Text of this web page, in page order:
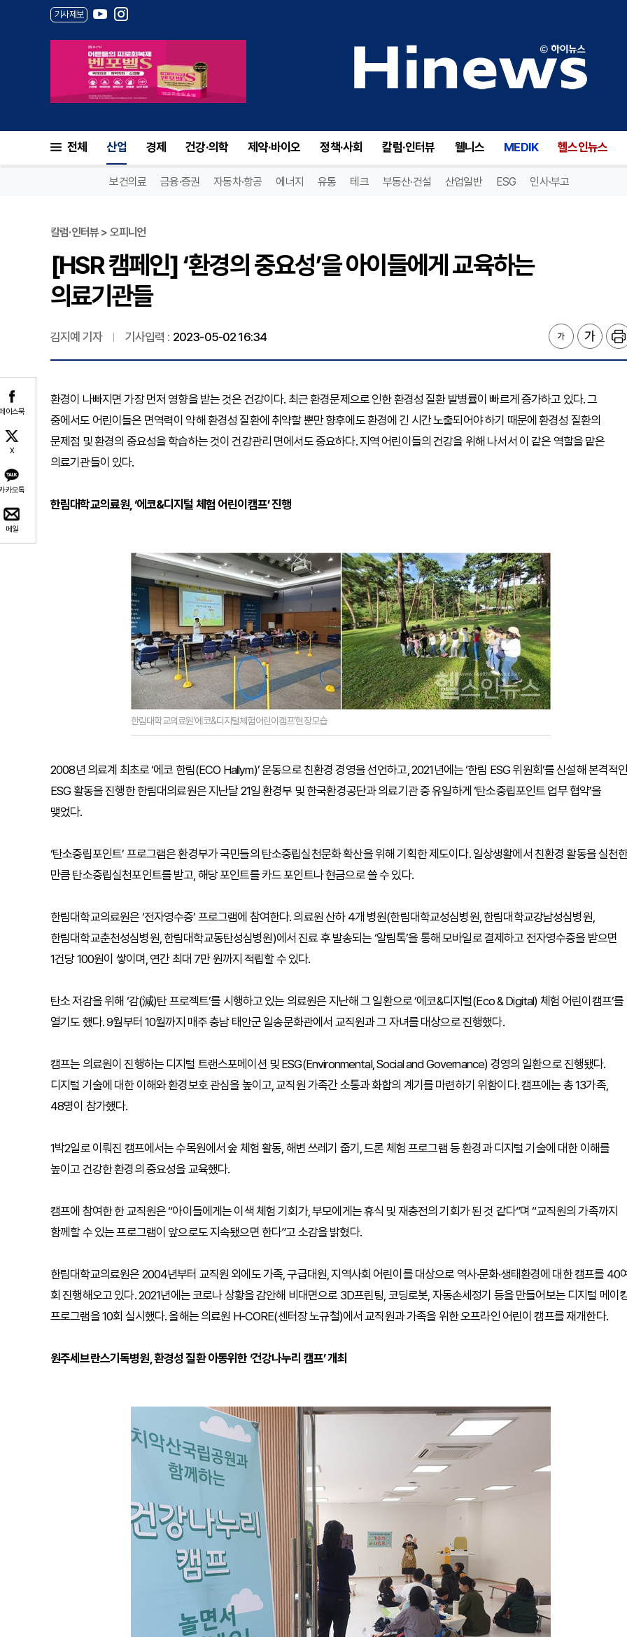
기사제보
전체 산업 경제 건강·의학 제약·바이오 정책·사회 칼럼·인터뷰 웰니스 MEDIK 헬스인뉴스
보건의료 금융·증권 자동차·항공 에너지 유통 테크 부동산·건설 산업일반 ESG 인사·부고
이스북
X
카오톡
메일
칼럼·인터뷰 > 오피니언
[HSR 캠페인] ‘환경의 중요성’을 아이들에게 교육하는
의료기관들
김지예 기자 기사입력 : 2023-05-02 16:34
환경이 나빠지면 가장 먼저 영향을 받는 것은 건강이다. 최근 환경문제으로 인한 환경성 질환 발병률이 빠르게 증가하고 있다. 그
중에서도 어린이들은 면역력이 약해 환경성 질환에 취약할 뿐만 향후에도 환경에 긴 시간 노출되어야 하기 때문에 환경성 질환의
문제점 및 환경의 중요성을 학습하는 것이 건강관리 면에서도 중요하다. 지역 어린이들의 건강을 위해 나서서 이 같은 역할을 맡은
의료기관들이 있다.
한림대학교의료원, ‘에코&디지털 체험 어린이캠프’ 진행
한림대학교의료원‘에코&디지털체험어린이캠프’현장모습
2008년 의료계 최초로 ‘에코 한림(ECO Hallym)’ 운동으로 친환경 경영을 선언하고, 2021년에는 ‘한림 ESG 위원회’를 신설해 본격적인
ESG 활동을 진행한 한림대의료원은 지난달 21일 환경부 및 한국환경공단과 의료기관 중 유일하게 ‘탄소중립포인트 업무 협약’을
맺었다.
‘탄소중립포인트’ 프로그램은 환경부가 국민들의 탄소중립실천문화 확산을 위해 기획한 제도이다. 일상생활에서 친환경 활동을 실천
만큼 탄소중립실천포인트를 받고, 해당 포인트를 카드 포인트나 현금으로 쓸 수 있다.
한림대학교의료원은 ‘전자영수증’ 프로그램에 참여한다. 의료원 산하 4개 병원(한림대학교성심병원, 한림대학교강남성심병원,
한림대학교춘천성심병원, 한림대학교동탄성심병원)에서 진료 후 발송되는 ‘알림톡’을 통해 모바일로 결제하고 전자영수증을 받으면
1건당 100원이 쌓이며, 연간 최대 7만 원까지 적립할 수 있다.
탄소 저감을 위해 ‘감(減)탄 프로젝트’를 시행하고 있는 의료원은 지난해 그 일환으로 ‘에코&디지털(Eco & Digital) 체험 어린이캠프’를
열기도 했다. 9월부터 10월까지 매주 충남 태안군 일송문화관에서 교직원과 그 자녀를 대상으로 진행했다.
캠프는 의료원이 진행하는 디지털 트랜스포메이션 및 ESG(Environmental, Social and Governance) 경영의 일환으로 진행됐다.
디지털 기술에 대한 이해와 환경보호 관심을 높이고, 교직원 가족간 소통과 화합의 계기를 마련하기 위함이다. 캠프에는 총 13가족,
48명이 참가했다.
1박2일로 이뤄진 캠프에서는 수목원에서 숲 체험 활동, 해변 쓰레기 줍기, 드론 체험 프로그램 등 환경과 디지털 기술에 대한 이해를
높이고 건강한 환경의 중요성을 교육했다.
캠프에 참여한 한 교직원은 “아이들에게는 이색 체험 기회가, 부모에게는 휴식 및 재충전의 기회가 된 것 같다”며 “교직원의 가족까지
함께할 수 있는 프로그램이 앞으로도 지속됐으면 한다”고 소감을 밝혔다.
한림대학교의료원은 2004년부터 교직원 외에도 가족, 구급대원, 지역사회 어린이를 대상으로 역사·문화·생태환경에 대한 캠프를 40
회 진행해오고 있다. 2021년에는 코로나 상황을 감안해 비대면으로 3D프린팅, 코딩로봇, 자동손세정기 등을 만들어보는 디지털 메이
프로그램을 10회 실시했다. 올해는 의료원 H-CORE(센터장 노규철)에서 교직원과 가족을 위한 오프라인 어린이 캠프를 재개한다.
원주세브란스기독병원, 환경성 질환 아동위한 ‘건강나누리 캠프’ 개최